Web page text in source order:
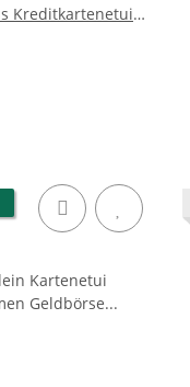
Kreditkartenetui